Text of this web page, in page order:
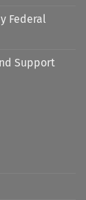
Federal
Support